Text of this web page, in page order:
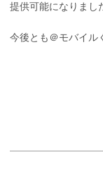
提供可能になりまし
今後とも＠モバイル